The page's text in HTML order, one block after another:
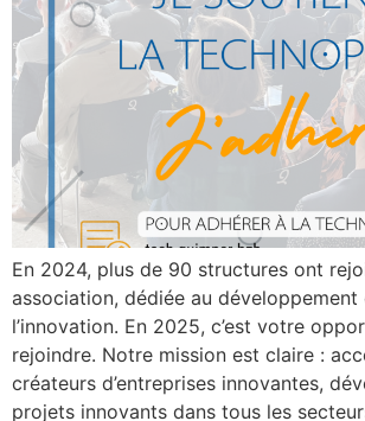
En 2024, plus de 90 structures ont
association, dédiée au
l’innovation. En 2025, c’est votre
rejoindre. Notre mission est claire :
créateurs d’entreprises innovantes,
projets innovants dans tous les